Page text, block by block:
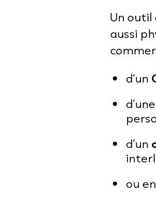
Un outil
aussi
d’un
d’une
d’un
ou